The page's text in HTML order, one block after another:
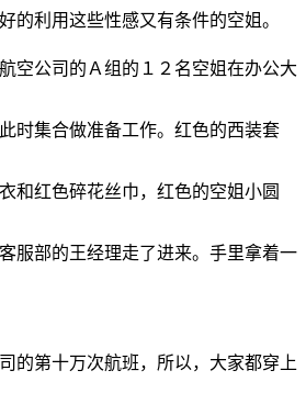
的利用这些性感又有条件的空姐。
公司的Ａ组的１２名空姐在办公大
时集合做准备工作。红色的西装套
和红色碎花丝巾，红色的空姐小圆
服部的王经理走了进来。手里拿着一
第十万次航班，所以，大家都穿上